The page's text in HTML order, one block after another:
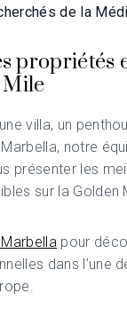
de la
propriétés
villa, un
notre
présenter les
sur la Golden
pour
dans l’une